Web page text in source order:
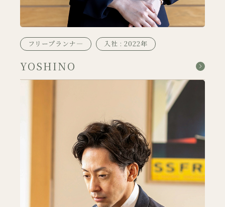
フリープランナ― 入社 : 2022年
YOSHINO